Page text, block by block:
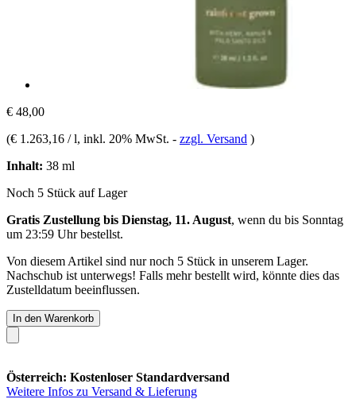
€ 48,00
(€ 1.263,16 / l, inkl. 20% MwSt. - zzgl. Versand )
Inhalt: 38 ml
Noch 5 Stück auf Lager
Gratis Zustellung bis Dienstag, 11. August, wenn du bis Sonntag
um 23:59 Uhrbestellst.
Von diesem Artikel sind nur noch 5 Stück in unserem Lager.
Nachschub ist unterwegs! Falls mehr bestellt wird, könnte dies das
Zustelldatum beeinflussen.
In den Warenkorb
Österreich: Kostenloser Standardversand
Weitere Infos zu Versand & Lieferung